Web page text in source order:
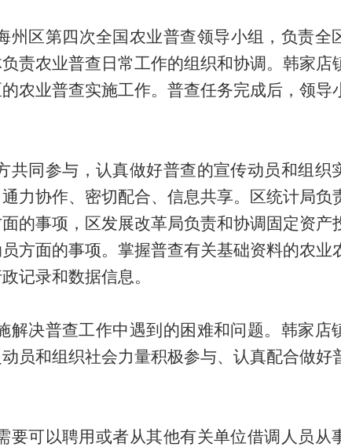
州区第四次全国农业普查领导小组，负责全
责农业普查日常工作的组织和协调 。 韩家店
农业普查实施工作。普查任务完成后，领导
同参与，认真做好普查的宣传动员和组织
力协作、密切配合、信息共享。 区统计局负
的事项， 区发展改革局负责和协调固定资产
方面的事项。 掌握普查有关基础资料的农业
记录和数据信息。
决普查工作中遇到的困难和问题。韩家店
员和组织社会力量积极参与、认真配合做好
要可以聘用或者从其他有关单位借调人员从